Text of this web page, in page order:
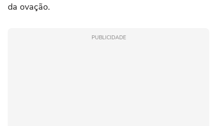
da ovação.
PUBLICIDADE